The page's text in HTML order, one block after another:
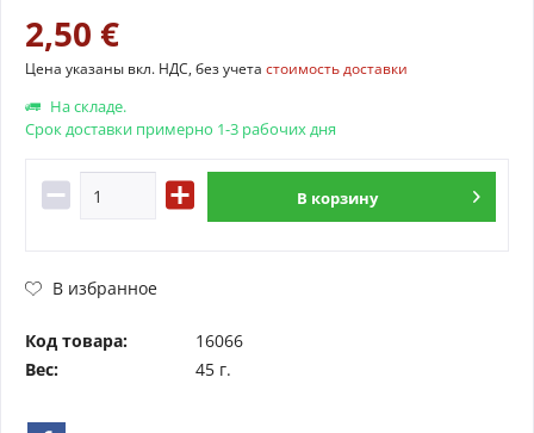
2,50 €
Цена указаны вкл. НДС, без учета стоимость доставки
На складе.
Срок доставки примерно 1-3 рабочих дня
В корзину
В избранное
Код товара:
16066
Вес:
45 г.